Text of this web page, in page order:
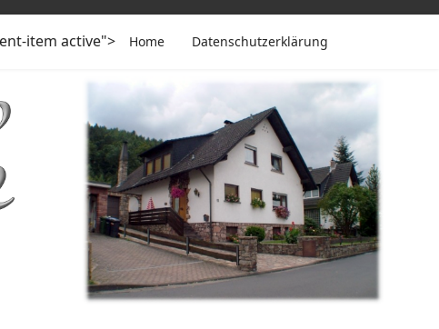
item active"> Home Datenschutzerklärung